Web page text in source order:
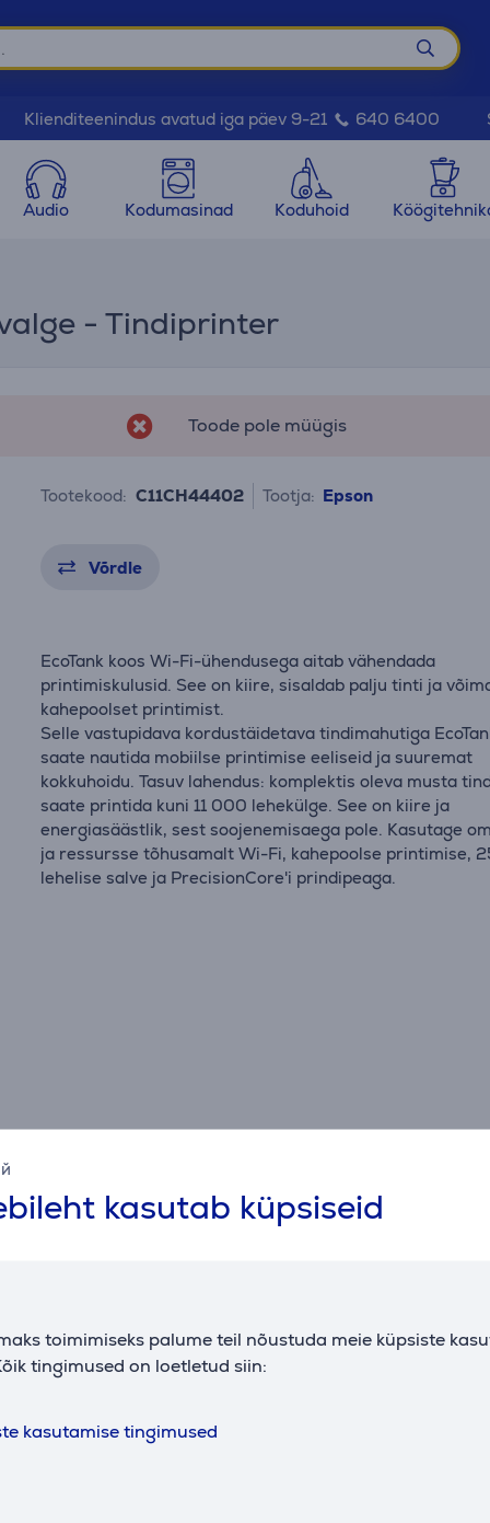
kasutab küpsiseid
toimimiseks palume teil nõustuda meie küpsiste
tingimused on loetletud siin:
kasutamise tingimused
Klienditeenindus avatud iga päev 9-21 640 6400
Audio Kodumasinad Koduhoid
- Tindiprinter
Toode pole müügis
Tootekood: C11CH44402 Tootja: Epson
Võrdle
EcoTank koos Wi-Fi-ühendusega aitab vähendada
printimiskulusid. See on kiire, sisaldab palju tinti ja
kahepoolset printimist.
Selle vastupidava kordustäidetava tindimahutiga
saate nautida mobiilse printimise eeliseid ja suuremat
kokkuhoidu. Tasuv lahendus: komplektis oleva musta
saate printida kuni 11 000 lehekülge. See on kiire ja
energiasäästlik, sest soojenemisaega pole. Kasutage
ja ressursse tõhusamalt Wi-Fi, kahepoolse printimise,
lehelise salve ja PrecisionCore'i prindipeaga.
Spetsifikatsioon
tootja
Epson
värv